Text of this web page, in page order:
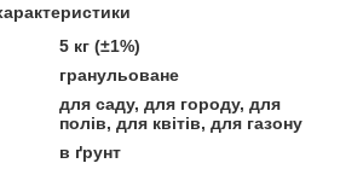
5 кг (±1%)
гранульоване
для саду, для городу, для
полів, для квітів, для газону
в ґрунт